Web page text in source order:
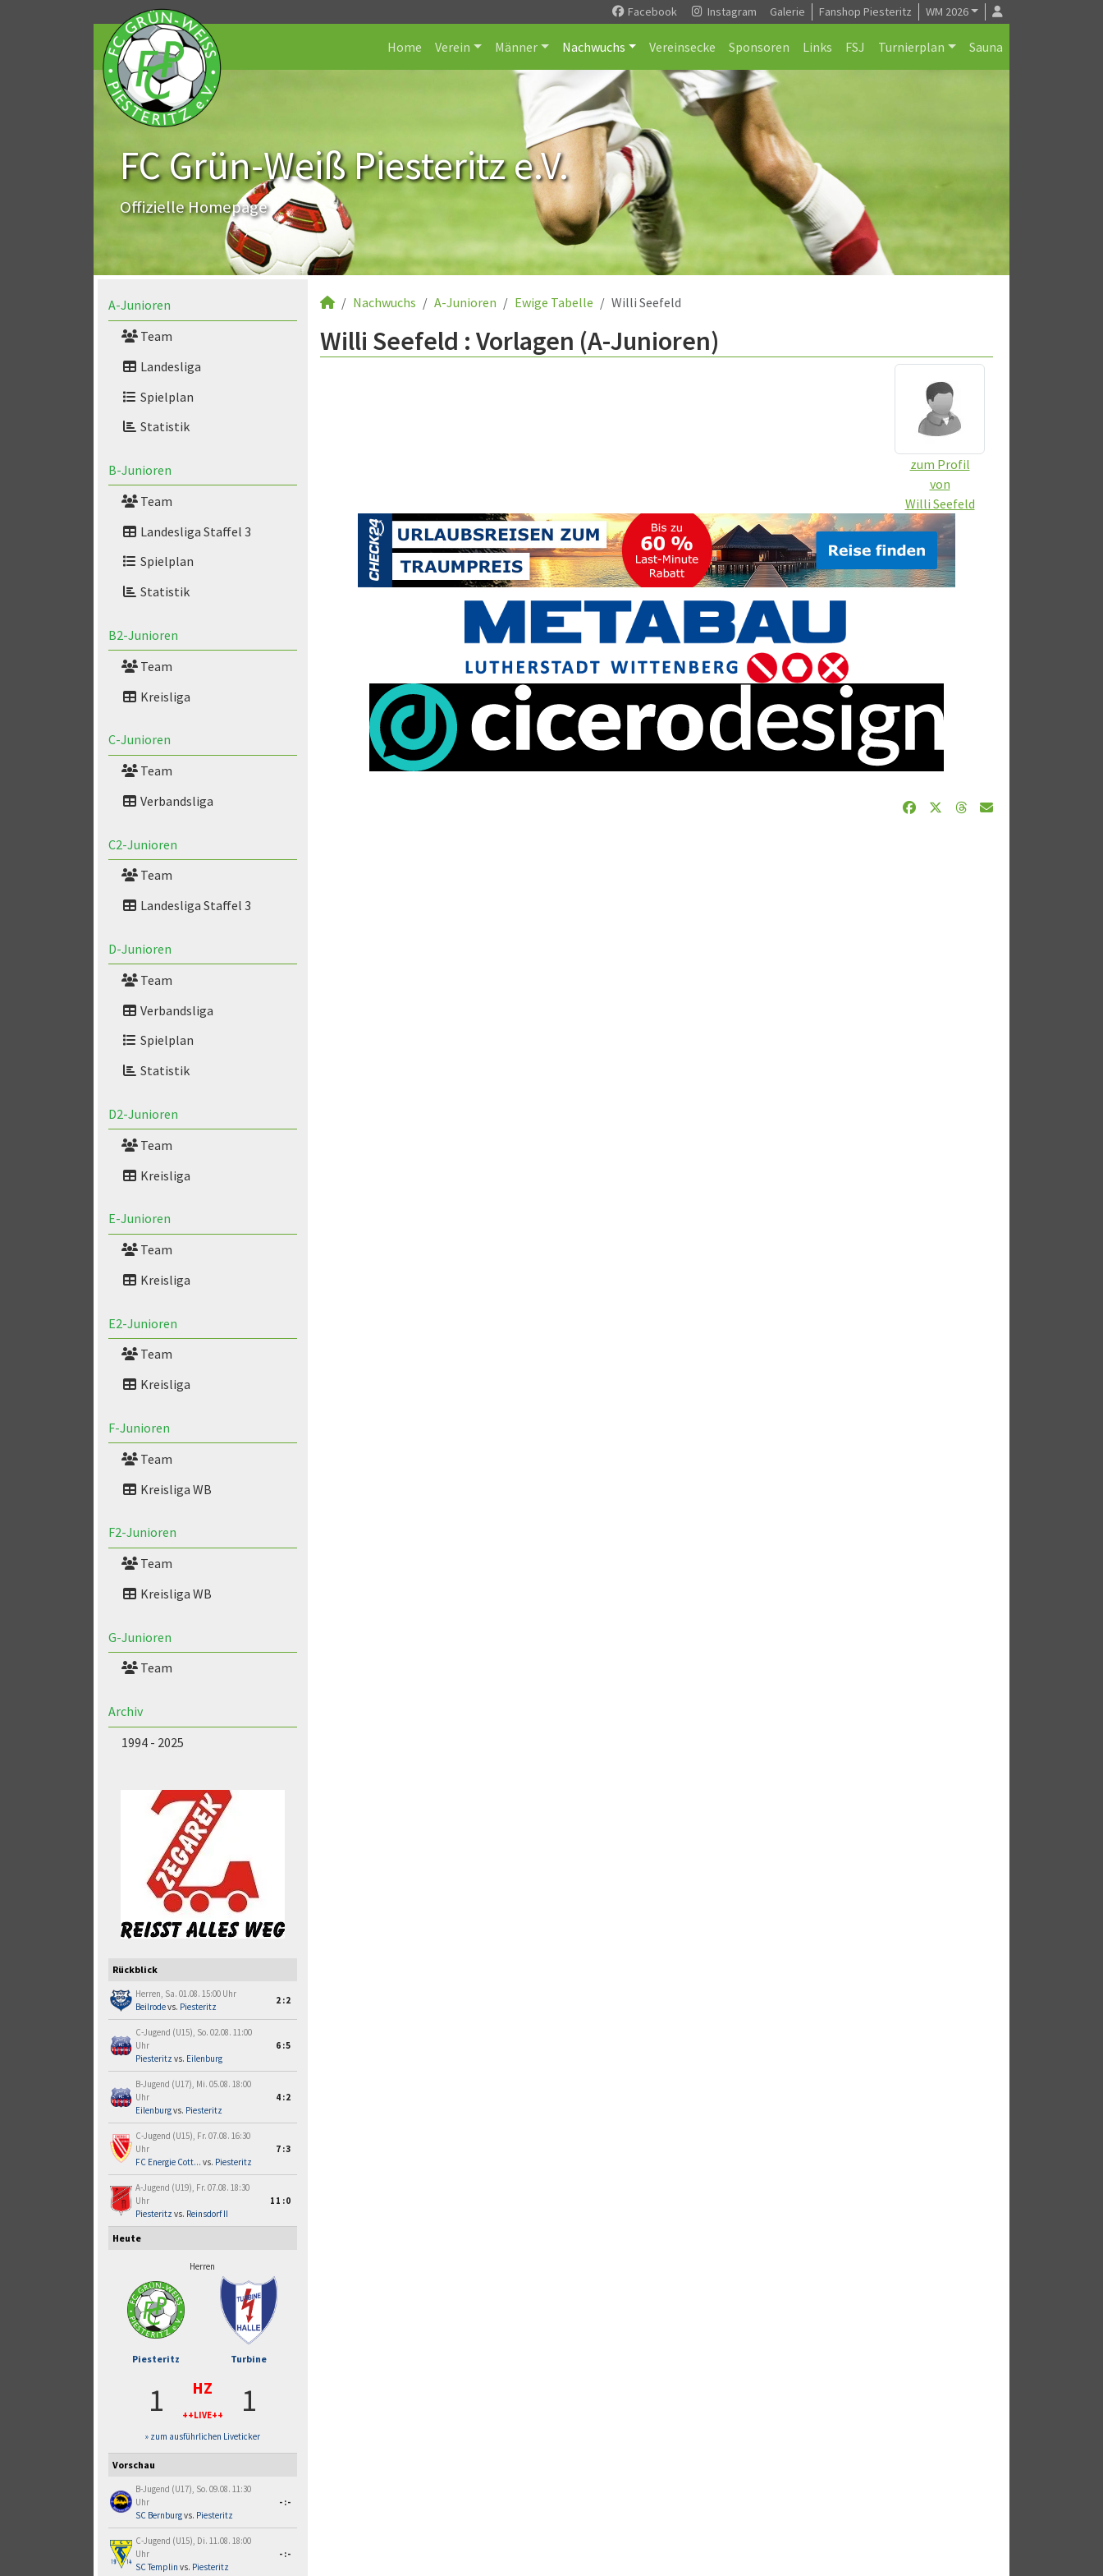
Facebook Instagram Galerie Fanshop Piesteritz WM 2026
Home Verein Männer Nachwuchs Vereinsecke Sponsoren Links FSJ Turnierplan Sauna
FC Grün-Weiß Piesteritz e.V.
Offizielle Homepage
A-Junioren
Team
Landesliga
Spielplan
Statistik
B-Junioren
Team
Landesliga Staffel 3
Spielplan
Statistik
B2-Junioren
Team
Kreisliga
C-Junioren
Team
Verbandsliga
C2-Junioren
Team
Landesliga Staffel 3
D-Junioren
Team
Verbandsliga
Spielplan
Statistik
D2-Junioren
Team
Kreisliga
E-Junioren
Team
Kreisliga
E2-Junioren
Team
Kreisliga
F-Junioren
Team
Kreisliga WB
F2-Junioren
Team
Kreisliga WB
G-Junioren
Team
Archiv
1994 - 2025
Rückblick
Herren, Sa. 01.08. 15:00 Uhr
Beilrodevs. Piesteritz
2:2
C-Jugend (U15), So. 02.08. 11:00
Uhr
Piesteritz vs. Eilenburg
6:5
B-Jugend (U17), Mi. 05.08. 18:00
Uhr
Eilenburgvs. Piesteritz
4:2
C-Jugend (U15), Fr. 07.08. 16:30
Uhr
FC Energie Cott... vs. Piesteritz
7:3
A-Jugend (U19), Fr. 07.08. 18:30
Uhr
Piesteritz vs. Reinsdorf II
11:0
Heute
Herren
Piesteritz Turbine
1 HZ
++LIVE++ 1
» zum ausführlichen Liveticker
Vorschau
B-Jugend (U17), So. 09.08. 11:30
Uhr
SC Bernburgvs. Piesteritz
-:-
C-Jugend (U15), Di. 11.08. 18:00
Uhr
SC Templin vs. Piesteritz
-:-
Nachwuchs A-Junioren Ewige Tabelle Willi Seefeld
Willi Seefeld : Vorlagen (A-Junioren)
zum Profil
von
Willi Seefeld